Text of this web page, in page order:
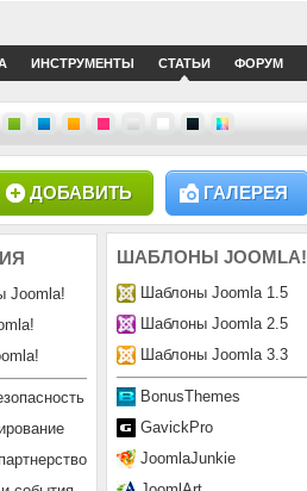
ИНСТРУМЕНТЫ СТАТЬИ ФОРУМ
ГАЛЕРЕЯ
ДОБАВИТЬ
ШАБЛОНЫ JOOMLA!
Шаблоны Joomla 1.5
Шаблоны Joomla 2.5
Шаблоны Joomla 3.3
BonusThemes
GavickPro
JoomlaJunkie
Joomla!